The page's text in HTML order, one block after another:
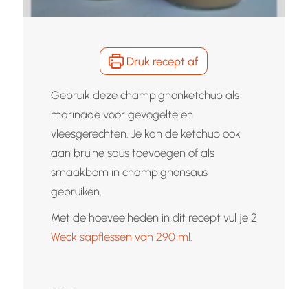
Druk recept af
Gebruik deze champignonketchup als
marinade voor gevogelte en
vleesgerechten. Je kan de ketchup ook
aan bruine saus toevoegen of als
smaakbom in champignonsaus
gebruiken.
Met de hoeveelheden in dit recept vul je 2
Weck sapflessen van 290 ml